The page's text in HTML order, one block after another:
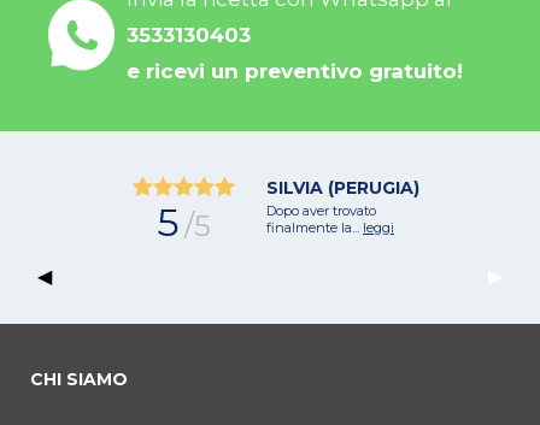
3533130403
e ricevi un preventivo gratuito!
Previous Slide
◀︎
5/5
SILVIA (PERUGIA)
Dopo aver trovato
finalmente la... leggi
CHI SIAMO